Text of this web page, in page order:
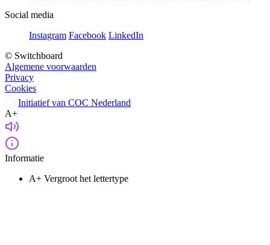
Social media
Instagram Facebook LinkedIn
© Switchboard
Algemene voorwaarden
Privacy
Cookies
Initiatief van COC Nederland
A+
Informatie
A+ Vergroot het lettertype